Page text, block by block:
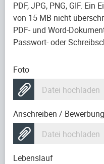
PDF, JPG, PNG, GIF.
von 15 MB nicht
PDF- und Word-
Passwort- oder
Foto
Datei hochladen
Anschreiben /
Datei hochladen
Lebenslauf